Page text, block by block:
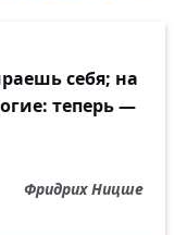
себя; на
теперь —
Фридрих Ницше